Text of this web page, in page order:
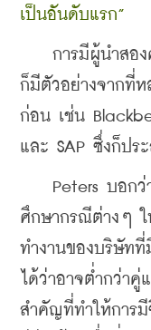
เป็นอันดับแรก”
การมีผู้นำสองค
ก็มีตัวอย่างจากที่
ก่อน เช่น
และ SAP ซึ่งก็ปร
Peters บอกว่า
ศึกษากรณีต่างๆ
ทำงานของบริษัท
ได้ว่าอาจต่ำกว่า
สำคัญที่ทำให้การมี